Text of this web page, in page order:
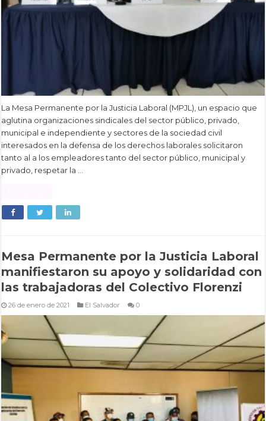
La Mesa Permanente por la Justicia Laboral (MPJL), un espacio que
aglutina organizaciones sindicales del sector público, privado,
municipal e independiente y sectores de la sociedad civil
interesados en la defensa de los derechos laborales solicitaron
tanto al a los empleadores tanto del sector público, municipal y
privado, respetar la …
Mesa Permanente por la Justicia Laboral
manifiestaron su apoyo y solidaridad con
las trabajadoras del Colectivo Florenzi
26 de enero de 2021 El Salvador 0